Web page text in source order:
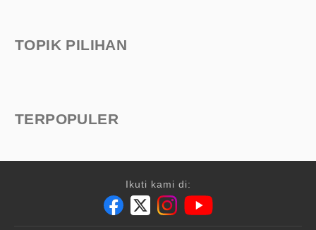
TOPIK PILIHAN
TERPOPULER
Ikuti kami di: